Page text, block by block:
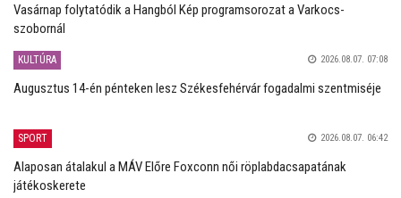
Vasárnap folytatódik a Hangból Kép programsorozat a Varkocs-
szobornál
KULTÚRA 2026.08.07. 07:08
Augusztus 14-én pénteken lesz Székesfehérvár fogadalmi szentmiséje
SPORT 2026.08.07. 06:42
Alaposan átalakul a MÁV Előre Foxconn női röplabdacsapatának
játékoskerete